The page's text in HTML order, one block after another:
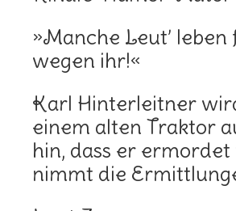
»Manche Leut’
wegen ihr!«
Karl Hinterleitner
einem alten Traktor
hin, dass er
nimmt die